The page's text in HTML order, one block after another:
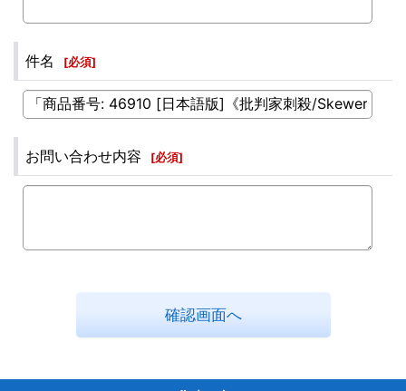
件名 [必須]
お問い合わせ内容 [必須]
確認画面へ